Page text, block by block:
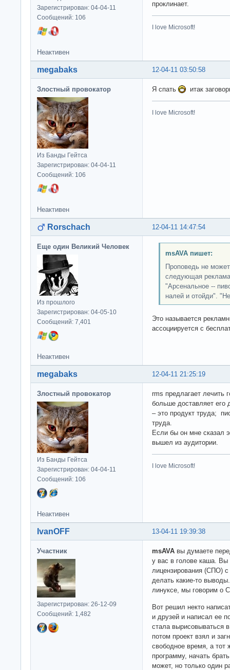
Зарегистрирован: 04-04-11
Сообщений: 106
проклинает.
I love Microsoft!
Неактивен
12-04-11 03:50:58
megabaks
Злостный провокатор
Из Банды Гейтса
Зарегистрирован: 04-04-11
Сообщений: 106
Я спать итак
I love Microsoft!
Неактивен
12-04-11 14:47:54
Rorschach
Еще один Великий Человек
Из прошлого
Зарегистрирован: 04-05-10
Сообщений: 7,401
msAVA пишет:
Проповедь не
следующая
"Арсенальное --
налей и отойди".
Это называется
ассоциируется с
Неактивен
12-04-11 21:25:19
megabaks
Злостный провокатор
Из Банды Гейтса
Зарегистрирован: 04-04-11
Сообщений: 106
rms предлагает лечить
больше доставляет его
– это продукт труда;
труда.
Если бы он мне сказал
вышел из аудитории.
I love Microsoft!
Неактивен
13-04-11 19:39:38
IvanOFF
Участник
Зарегистрирован: 26-12-09
Сообщений: 1,482
msAVA вы думаете
у вас в голове каша. Вы
лицензирования (СПО) с
делать какие-то
линуксе, мы говорим о
Вот решил некто
и друзей и написал ее
стала вырисовываться
потом проект взял и
свободное время, а тот
программу, начать
может, но только один